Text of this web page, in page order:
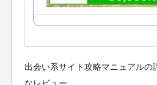
出会い系サイト攻略マニュアルの